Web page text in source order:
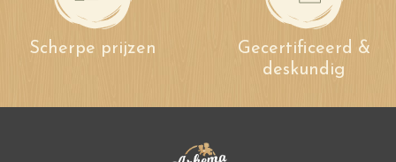
Scherpe prijzen
Gecertificeerd &
deskundig